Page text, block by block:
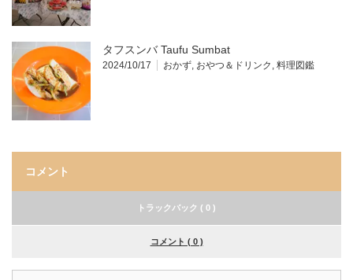
タフスンバ Taufu Sumbat
2024/10/17 おかず おやつ＆ドリンク 料理図鑑
コメント
トラックバック ( 0 )
コメント ( 0 )